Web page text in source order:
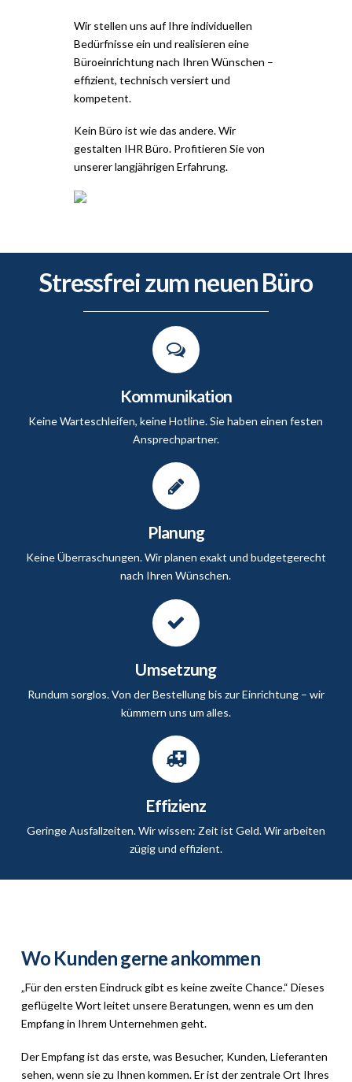
Wir stellen uns auf Ihre individuellen
Bedürfnisse ein und realisieren eine
Büroeinrichtung nach Ihren Wünschen –
effizient, technisch versiert und
kompetent.
Kein Büro ist wie das andere. Wir
gestalten IHR Büro. Profitieren Sie von
unserer langjährigen Erfahrung.
Stressfrei zum neuen Büro
Kommunikation
Keine Warteschleifen, keine Hotline. Sie haben einen festen
Ansprechpartner.
Planung
Keine Überraschungen. Wir planen exakt und budgetgerecht
nach Ihren Wünschen.
Umsetzung
Rundum sorglos. Von der Bestellung bis zur Einrichtung – wir
kümmern uns um alles.
Effizienz
Geringe Ausfallzeiten. Wir wissen: Zeit ist Geld. Wir arbeiten
zügig und effizient.
Wo Kunden gerne ankommen
„Für den ersten Eindruck gibt es keine zweite Chance.“ Dieses
geflügelte Wort leitet unsere Beratungen, wenn es um den
Empfang in Ihrem Unternehmen geht.
Der Empfang ist das erste, was Besucher, Kunden, Lieferanten
sehen, wenn sie zu Ihnen kommen. Er ist der zentrale Ort Ihres